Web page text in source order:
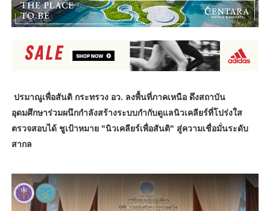
ปรมาณูเพื่อสันติ กระทรวง อว. ลงพื้นที่ภาคเหนือ ดึงสถาบัน
อุดมศึกษาร่วมผนึกกำลังสร้างระบบกำกับดูแลนิวเคลียร์ที่โปร่งใส
ตรวจสอบได้ ชูเป้าหมาย "นิวเคลียร์เพื่อสันติ" สู่ความเชื่อมั่นระดับ
สากล